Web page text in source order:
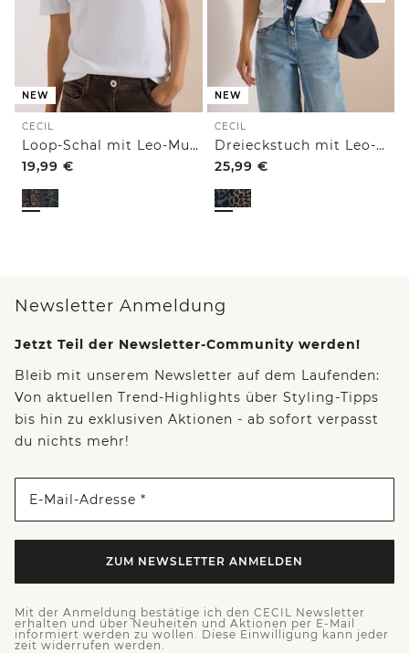
NEW
CECIL
Loop-Schal mit Leo-Muster
19,99 €
NEW
CECIL
Dreieckstuch mit Leo-Muster
25,99 €
Newsletter Anmeldung
Jetzt Teil der Newsletter-Community werden!
Bleib mit unserem Newsletter auf dem Laufenden:
Von aktuellen Trend-Highlights über Styling-Tipps
bis hin zu exklusiven Aktionen - ab sofort verpasst
du nichts mehr!
E-Mail-Adresse *
ZUM NEWSLETTER ANMELDEN
Mit der Anmeldung bestätige ich den CECIL Newsletter
erhalten und über Neuheiten und Aktionen per E-Mail
informiert werden zu wollen. Diese Einwilligung kann jeder
zeit widerrufen werden.